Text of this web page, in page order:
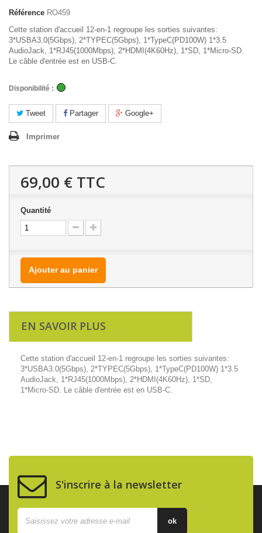
Référence RO459
Cette station d'accueil 12-en-1 regroupe les sorties suivantes:
3*USBA3.0(5Gbps), 2*TYPEC(5Gbps), 1*TypeC(PD100W) 1*3.5
AudioJack, 1*RJ45(1000Mbps), 2*HDMI(4K60Hz), 1*SD, 1*Micro-SD.
Le câble d'entrée est en USB-C.
Disponibilité :
Tweet Partager Google+
Imprimer
69,00 € TTC
Quantité
Ajouter au panier
EN SAVOIR PLUS
Cette station d'accueil 12-en-1 regroupe les sorties suivantes:
3*USBA3.0(5Gbps), 2*TYPEC(5Gbps), 1*TypeC(PD100W) 1*3.5
AudioJack, 1*RJ45(1000Mbps), 2*HDMI(4K60Hz), 1*SD,
1*Micro-SD. Le câble d'entrée est en USB-C.
S'inscrire à la newsletter
ok